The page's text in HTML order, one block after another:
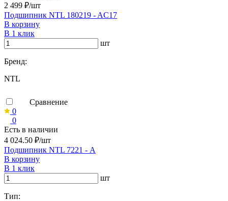
2 499 ₽/шт
Подшипник NTL 180219 - AC17
В корзину
В 1 клик
шт
Бренд:
NTL
Сравнение
0
0
Есть в наличии
4 024.50 ₽/шт
Подшипник NTL 7221 - А
В корзину
В 1 клик
шт
Тип: